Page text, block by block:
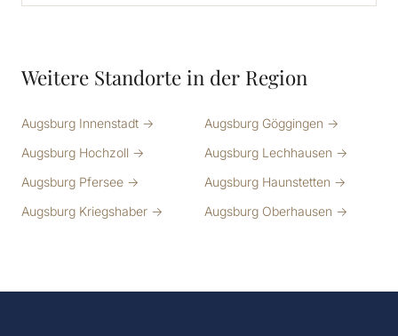
Weitere Standorte in der Region
Augsburg Innenstadt →
Augsburg Göggingen →
Augsburg Hochzoll →
Augsburg Lechhausen →
Augsburg Pfersee →
Augsburg Haunstetten →
Augsburg Kriegshaber →
Augsburg Oberhausen →